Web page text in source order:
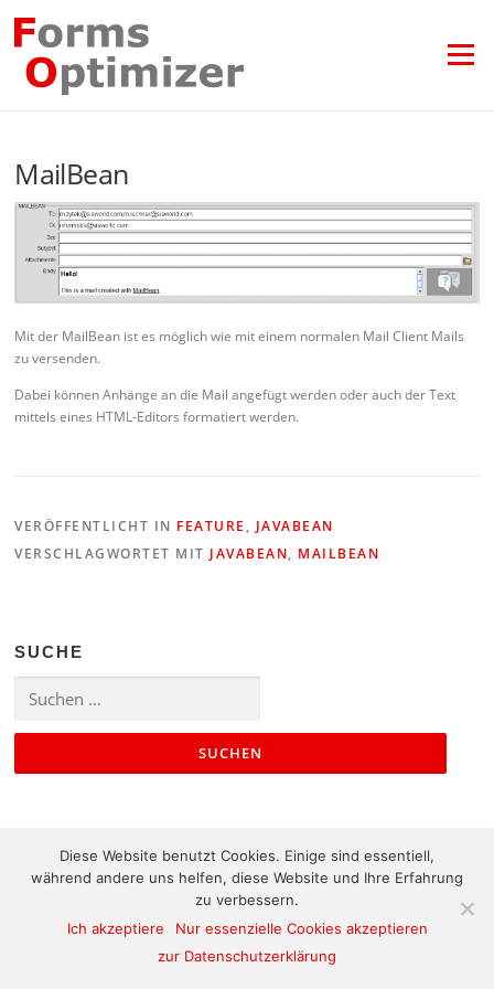
Inhalt
springen
Menü
MailBean
Mit der MailBean ist es möglich wie mit einem normalen Mail Client Mails
zu versenden.
Dabei können Anhänge an die Mail angefügt werden oder auch der Text
mittels eines HTML-Editors formatiert werden.
VERÖFFENTLICHT IN FEATURE , JAVABEAN
VERSCHLAGWORTET MIT JAVABEAN, MAILBEAN
SUCHE
nach:
Diese Website benutzt Cookies. Einige sind essentiell,
während andere uns helfen, diese Website und Ihre Erfahrung
zu verbessern.
Ich akzeptiere
Nur essenzielle Cookies akzeptieren
zur Datenschutzerklärung